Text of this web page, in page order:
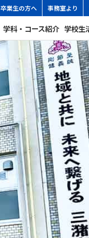
卒業生の方へ 事務室より
学科・コース紹介 学校生